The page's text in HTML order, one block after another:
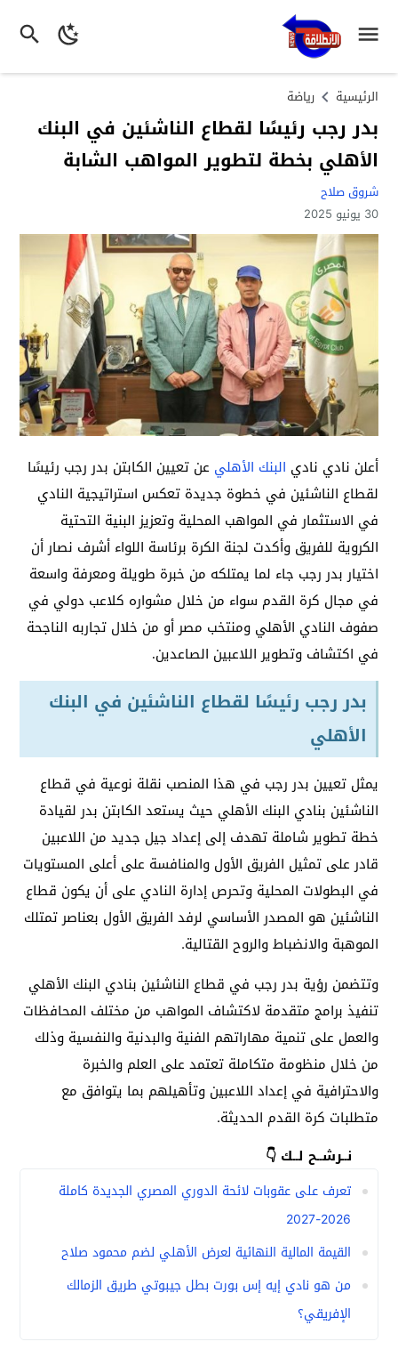
الرئيسية رياضة
بدر رجب رئيسًا لقطاع الناشئين في البنك
الأهلي بخطة لتطوير المواهب الشابة
شروق صلاح
30 يونيو 2025
أعلن نادي نادي البنك الأهلي عن تعيين الكابتن بدر رجب رئيسًا
لقطاع الناشئين في خطوة جديدة تعكس استراتيجية النادي
في الاستثمار في المواهب المحلية وتعزيز البنية التحتية
الكروية للفريق وأكدت لجنة الكرة برئاسة اللواء أشرف نصار أن
اختيار بدر رجب جاء لما يمتلكه من خبرة طويلة ومعرفة واسعة
في مجال كرة القدم سواء من خلال مشواره كلاعب دولي في
صفوف النادي الأهلي ومنتخب مصر أو من خلال تجاربه الناجحة
في اكتشاف وتطوير اللاعبين الصاعدين.
بدر رجب رئيسًا لقطاع الناشئين في البنك
الأهلي
يمثل تعيين بدر رجب في هذا المنصب نقلة نوعية في قطاع
الناشئين بنادي البنك الأهلي حيث يستعد الكابتن بدر لقيادة
خطة تطوير شاملة تهدف إلى إعداد جيل جديد من اللاعبين
قادر على تمثيل الفريق الأول والمنافسة على أعلى المستويات
في البطولات المحلية وتحرص إدارة النادي على أن يكون قطاع
الناشئين هو المصدر الأساسي لرفد الفريق الأول بعناصر تمتلك
الموهبة والانضباط والروح القتالية.
وتتضمن رؤية بدر رجب في قطاع الناشئين بنادي البنك الأهلي
تنفيذ برامج متقدمة لاكتشاف المواهب من مختلف المحافظات
والعمل على تنمية مهاراتهم الفنية والبدنية والنفسية وذلك
من خلال منظومة متكاملة تعتمد على العلم والخبرة
والاحترافية في إعداد اللاعبين وتأهيلهم بما يتوافق مع
متطلبات كرة القدم الحديثة.
نــرشــح لــك 👇
تعرف على عقوبات لائحة الدوري المصري الجديدة كاملة
2026-2027
القيمة المالية النهائية لعرض الأهلي لضم محمود صلاح
من هو نادي إيه إس بورت بطل جيبوتي طريق الزمالك
الإفريقي؟